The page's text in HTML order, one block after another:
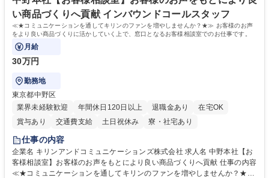
い商品づくりへ貢献 インバウンドコールスタッフ
≪★コミュニケーションを通してキリンのファンを増やしませんか？★≫ お客様のお声
をより良い商品づくりに活かしていく上で、窓口となるお客様相談室でのお仕事です。
月給
30万円
勤務地
東京都中野区
業界未経験歓迎
年間休日120日以上 退職金あり
在宅OK
賞与あり
交通費支給 土日祝休み 寮・社宅あり
仕事の内容
企業名 キリンアンドコミュニケーションズ株式会社 求人名 中野本社【お
客様相談室】お客様のお声をもとにより良い商品づくりへ貢献 仕事の内容
≪★コミュニケーションを通してキリンのファンを増やしませんか？★≫